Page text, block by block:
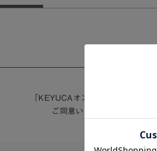
「KEYUCAオンラインショップ」
ご同意いただける方は、「